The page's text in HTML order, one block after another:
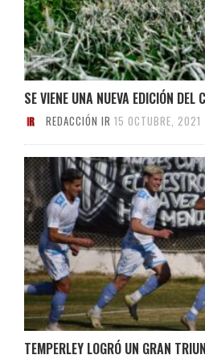
SE VIENE UNA NUEVA EDICIÓN DEL
REDACCIÓN IR 15 OCTUBRE, 2021
TEMPERLEY LOGRÓ UN GRAN